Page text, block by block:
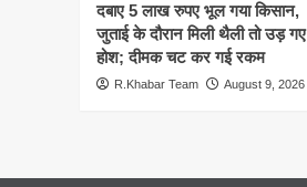
दबाए 5 लाख रुपए भूल गया किसान,
जुताई के दौरान मिली थैली तो उड़ गए
होश; दीमक चट कर गई रकम
R.Khabar Team August 9, 2026